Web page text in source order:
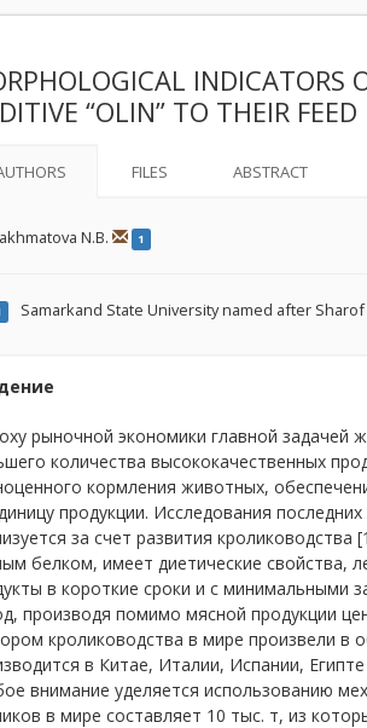
INDICATORS
“OLIN” TO THEIR FEED
FILES ABSTRACT
N.B. 1
Samarkand State University named after
рыночной экономики главной задачей
количества высококачественных
кормления животных,
продукции. Исследования
за счет развития
белком, имеет диетические свойства,
в короткие сроки и с минимальными
производя помимо мясной продукции
кролиководства в мире произвели в
в Китае, Италии, Испании,
внимание уделяется использованию
в мире составляет 10 тыс. т, из